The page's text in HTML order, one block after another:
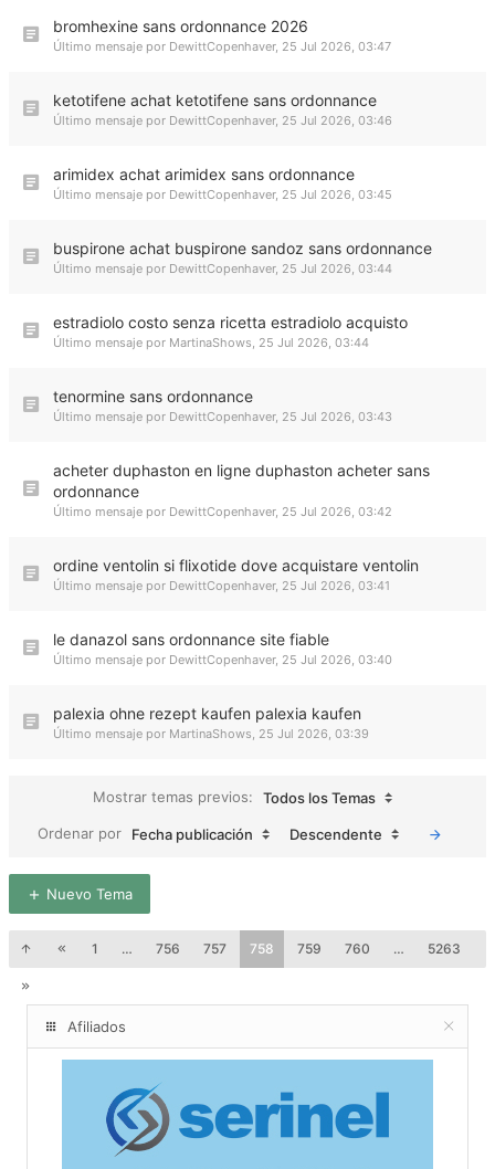
bromhexine sans ordonnance 2026
Último mensaje por DewittCopenhaver, 25 Jul 2026, 03:47
ketotifene achat ketotifene sans ordonnance
Último mensaje por DewittCopenhaver, 25 Jul 2026, 03:46
arimidex achat arimidex sans ordonnance
Último mensaje por DewittCopenhaver, 25 Jul 2026, 03:45
buspirone achat buspirone sandoz sans ordonnance
Último mensaje por DewittCopenhaver, 25 Jul 2026, 03:44
estradiolo costo senza ricetta estradiolo acquisto
Último mensaje por MartinaShows, 25 Jul 2026, 03:44
tenormine sans ordonnance
Último mensaje por DewittCopenhaver, 25 Jul 2026, 03:43
acheter duphaston en ligne duphaston acheter sans
ordonnance
Último mensaje por DewittCopenhaver, 25 Jul 2026, 03:42
ordine ventolin si flixotide dove acquistare ventolin
Último mensaje por DewittCopenhaver, 25 Jul 2026, 03:41
le danazol sans ordonnance site fiable
Último mensaje por DewittCopenhaver, 25 Jul 2026, 03:40
palexia ohne rezept kaufen palexia kaufen
Último mensaje por MartinaShows, 25 Jul 2026, 03:39
Mostrar temas previos:
Todos los Temas
Ordenar por
Fecha publicación Descendente
Nuevo Tema
1 … 756 757 758 759 760 … 5263
Afiliados